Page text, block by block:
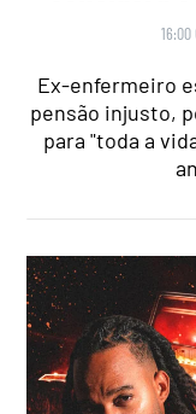
16:00
Ex-enfermeiro
pensão injusto,
para "toda a